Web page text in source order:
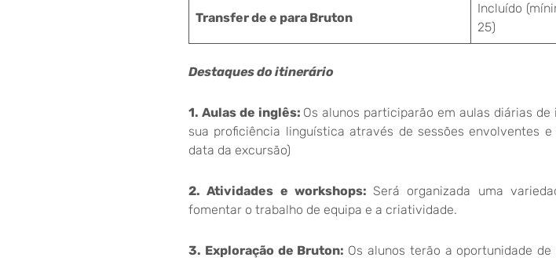
Transfer de e para Bruton
Incluído
25)
Destaques do itinerário
1. Aulas de inglês: Os alunos participarão em aulas diárias
sua proficiência linguística através de sessões envolventes
data da excursão)
2. Atividades e workshops:Será organizada uma
fomentar o trabalho de equipa e a criatividade.
3. Exploração de Bruton: Os alunos terão a oportunidade